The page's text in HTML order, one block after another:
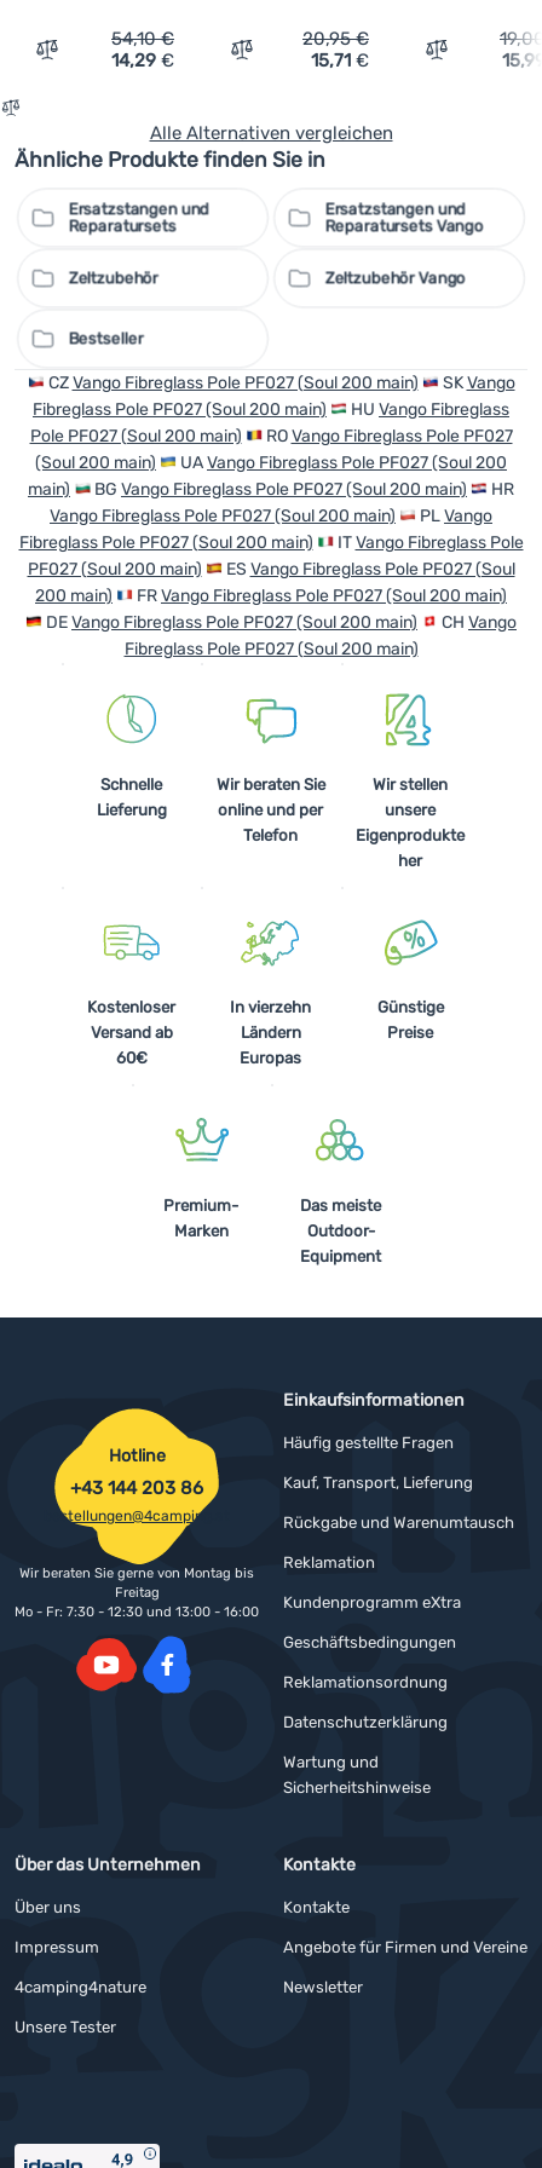
Vergleichen
54,10€
14,29 € Vergleichen
20,95€
15,71 € Vergleichen
Alle Alternativen vergleichen
Ähnliche Produkte finden Sie in
Ersatzstangen und
Reparatursets
Ersatzstangen und
Reparatursets Vango
Zeltzubehör Zeltzubehör Vango
Bestseller
CZVango Fibreglass Pole PF027 (Soul 200 main) SKVango
Fibreglass Pole PF027 (Soul 200 main)
HU Vango Fibreglass
Pole PF027 (Soul 200 main)
ROVango Fibreglass Pole PF027
(Soul 200 main)
UAVango Fibreglass Pole PF027 (Soul 200
main)
BG Vango Fibreglass Pole PF027 (Soul 200 main)
HR
Vango Fibreglass Pole PF027 (Soul 200 main)
PLVango
Fibreglass Pole PF027 (Soul 200 main)
ITVango Fibreglass Pole
PF027 (Soul 200 main)
ES Vango Fibreglass Pole PF027 (Soul
200 main)
FRVango Fibreglass Pole PF027 (Soul 200 main)
DEVango Fibreglass Pole PF027 (Soul 200 main) CH Vango
Fibreglass Pole PF027 (Soul 200 main)
Schnelle
Lieferung
Wir beraten Sie
online und per
Telefon
Wir stellen
unsere
Eigenprodukte
her
Kostenloser
Versand ab
60€
In vierzehn
Ländern
Europas
Günstige
Preise
Premium-
Marken
Das meiste
Outdoor-
Equipment
Einkaufsinformationen
Häufig gestellte Fragen
Kauf, Transport, Lieferung
Rückgabe und Warenumtausch
Reklamation
Kundenprogramm eXtra
Geschäftsbedingungen
Reklamationsordnung
Datenschutzerklärung
Wartung und
Sicherheitshinweise
Über das Unternehmen
Über uns
Impressum
4camping4nature
Unsere Tester
Kontakte
Kontakte
Angebote für Firmen und Vereine
Newsletter
Hotline
+43 144 203 86
bestellungen@4camping.at
Wir beraten Sie gerne von Montag bis
Freitag
Mo - Fr: 7:30 - 12:30 und 13:00 - 16:00
Auszeichnungen